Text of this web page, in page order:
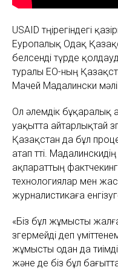
USAID төңірегіндегі
Еуропалық Одақ
белсенді түрде
туралы ЕО-ның
Мачей Мадалински
Ол әлемдік бұқаралық
уақытта айтарлықтай
Қазақстан да бұл
атап өтті. Мадалинскидің
ақпараттың
технологиялар мен
журналистикаға
«Біз бұл жұмысты
өзгермейді деп
жұмысты одан да
және де біз бұл